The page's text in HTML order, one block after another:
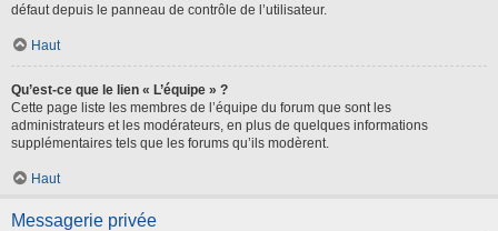
défaut depuis le panneau de contrôle de l’utilisateur.
Haut
Qu’est-ce que le lien « L’équipe » ?
Cette page liste les membres de l’équipe du forum que sont les
administrateurs et les modérateurs, en plus de quelques informations
supplémentaires tels que les forums qu’ils modèrent.
Haut
Messagerie privée